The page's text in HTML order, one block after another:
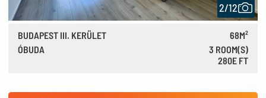
2/12
BUDAPEST III. KERÜLET
68M²
ÓBUDA
3 ROOM(S)
280E FT